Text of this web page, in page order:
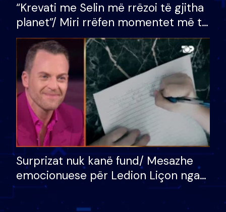
“Krevati me Selin më rrëzoi të gjitha
planet”/ Miri rrëfen momentet më të
bukura në shtëpinë e BB VIP: Do më
mungojë zilja e mëngjesit kur…
Surprizat nuk kanë fund/ Mesazhe
emocionuese për Ledion Liçon nga
nëna dhe fëmijët e tij, moderatori
nuk i mban dot lotët: Nuk meritoj…